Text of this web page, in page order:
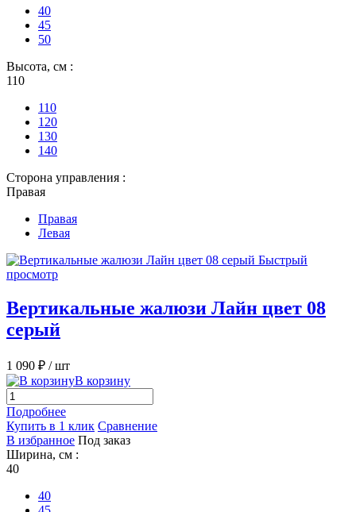
40
45
50
Высота, см :
110
110
120
130
140
Сторона управления :
Правая
Правая
Левая
Быстрый
просмотр
Вертикальные жалюзи Лайн цвет 08
серый
1 090 ₽ / шт
В корзину
Подробнее
Купить в 1 клик Сравнение
В избранное Под заказ
Ширина, см :
40
40